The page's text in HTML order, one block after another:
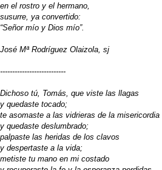
en el rostro y el hermano,
susurre, ya convertido:
“Señor mío y Dios mío”.
José Mª Rodríguez Olaizola, sj
---------------------------
Dichoso tú, Tomás, que viste las llagas
y quedaste tocado;
te asomaste a las vidrieras de la misericordia
y quedaste deslumbrado;
palpaste las heridas de los clavos
y despertaste a la vida;
metiste tu mano en mi costado